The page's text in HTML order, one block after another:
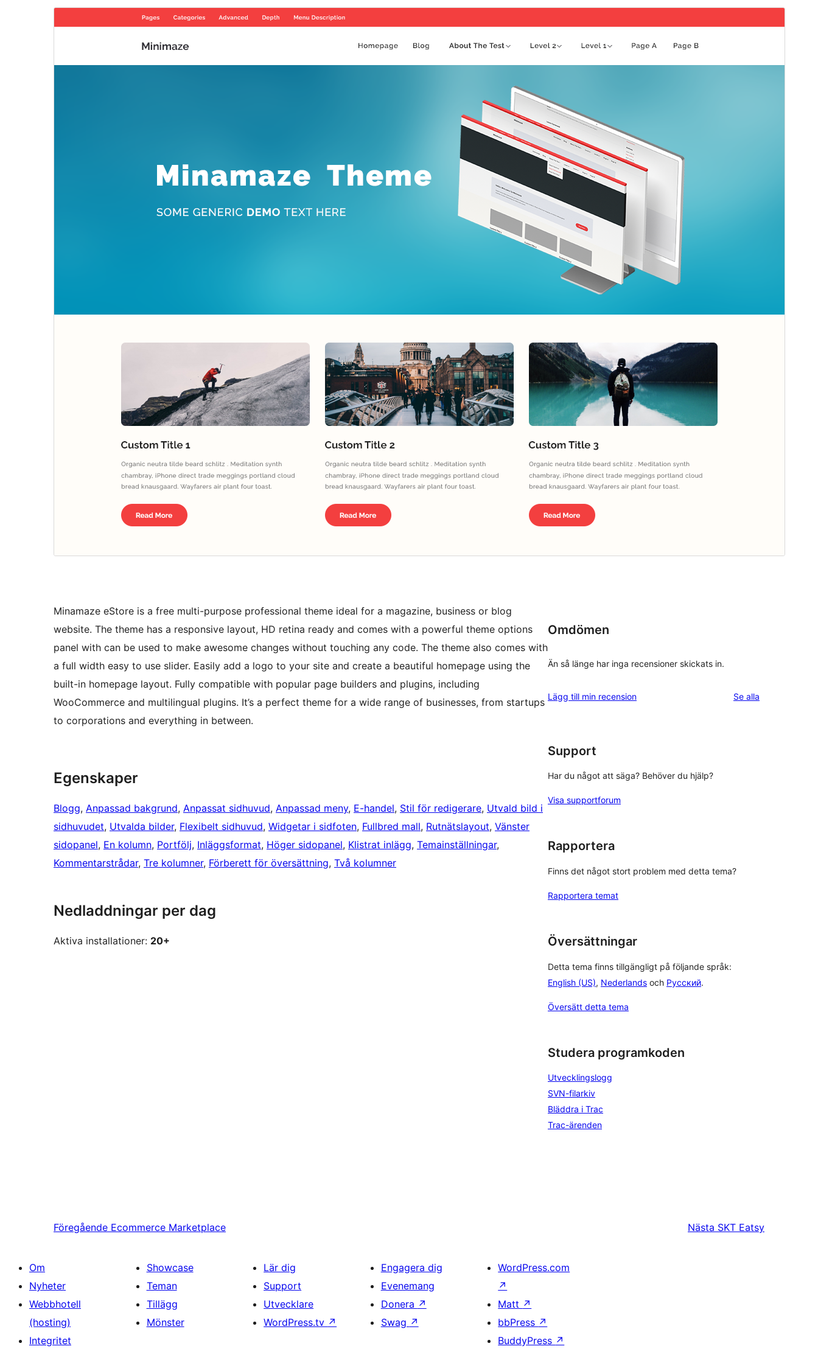
Detta är ett barntema för Minamaze
Senast uppdaterat
Aktiva installationer
WordPress-version
PHP-version
Minamaze eStore is a free multi-purpose professional theme ideal for a magazine, business or blog
website. The theme has a responsive layout, HD retina ready and comes with a powerful theme options
panel with can be used to make awesome changes without touching any code. The theme also comes with
a full width easy to use slider. Easily add a logo to your site and create a beautiful homepage using the
built-in homepage layout. Fully compatible with popular page builders and plugins, including
WooCommerce and multilingual plugins. It’s a perfect theme for a wide range of businesses, from startups
to corporations and everything in between.
Egenskaper
Blogg, Anpassad bakgrund, Anpassat sidhuvud, Anpassad meny, E-handel, Stil för redigerare, Utvald bild i
sidhuvudet, Utvalda bilder, Flexibelt sidhuvud, Widgetar i sidfoten, Fullbred mall, Rutnätslayout, Vänster
sidopanel, En kolumn, Portfölj, Inläggsformat, Höger sidopanel, Klistrat inlägg, Temainställningar
Kommentarstrådar, Tre kolumner, Förberett för översättning, Två kolumner
Nedladdningar per dag
Aktiva installationer: 20+
Omdömen
Än så länge har inga recensioner skickats in.
Lägg till min recension Se alla
Support
Har du något att säga? Behöver du hjälp?
Visa supportforum
Rapportera
Finns det något stort problem med detta tema?
Rapportera temat
Översättningar
Detta tema finns tillgängligt på följande språk:
English (US), Nederlands och Русский.
Översätt detta tema
Studera programkoden
Utvecklingslogg
SVN-filarkiv
Bläddra i Trac
Trac-ärenden
Föregående Ecommerce Marketplace Nästa SKT Eatsy
Om
Nyheter
Webbhotell
(hosting)
Integritet
Showcase
Teman
Tillägg
Mönster
Lär dig
Support
Utvecklare
WordPress.tv ↗
Engagera dig
Evenemang
Donera ↗
Swag ↗
WordPress.com
↗
Matt ↗
bbPress ↗
BuddyPress ↗